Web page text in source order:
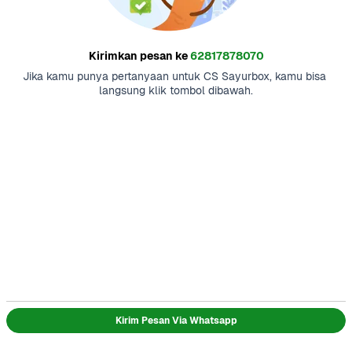
Kirimkan pesan ke62817878070
Jika kamu punya pertanyaan untuk CS Sayurbox, kamu bisa
langsung klik tombol dibawah.
Kirim Pesan Via Whatsapp